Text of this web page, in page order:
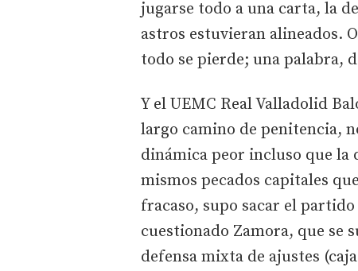
jugarse todo a una carta, la
astros estuvieran alineados.
todo se pierde; una palabra,
Y el UEMC Real Valladolid
largo camino de penitencia,
dinámica peor incluso que la
mismos pecados capitales
fracaso, supo sacar el
cuestionado Zamora, que se
defensa mixta de ajustes